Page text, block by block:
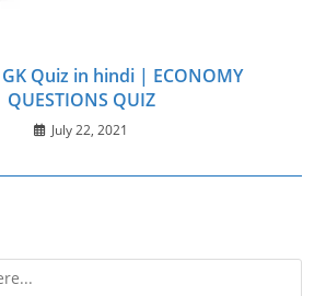
Quiz in hindi | ECONOMY
QUESTIONS QUIZ
July 22, 2021